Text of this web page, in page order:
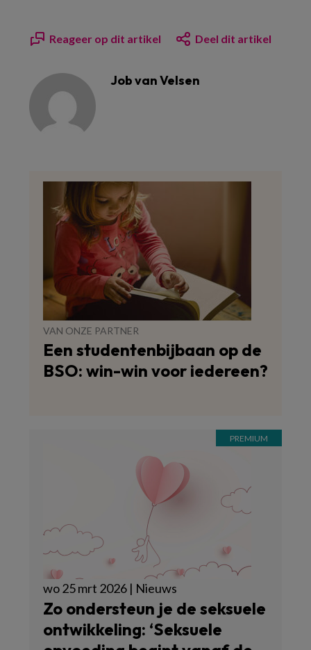
Reageer op dit artikel Deel dit artikel
Job van Velsen
VAN ONZE PARTNER
Een studentenbijbaan op de
BSO: win-win voor iedereen?
wo 25 mrt 2026 | Nieuws
Zo ondersteun je de seksuele
ontwikkeling: ‘Seksuele